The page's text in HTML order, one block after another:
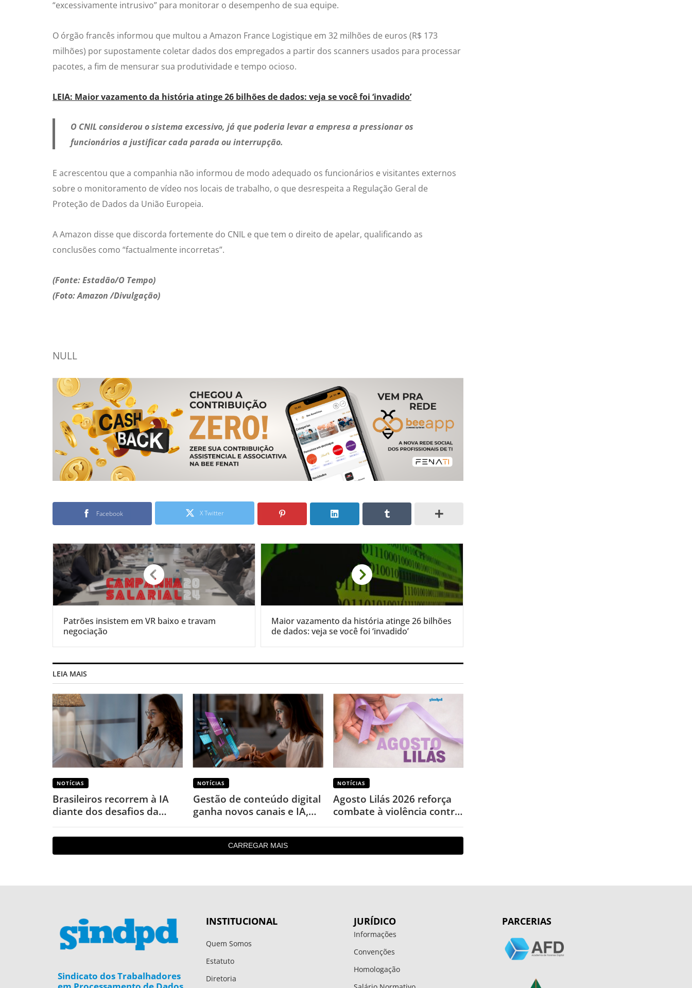
“excessivamente intrusivo” para monitorar o desempenho de sua equipe.
O órgão francês informou que multou a Amazon France Logistique em 32 milhões de euros (R$ 173
milhões) por supostamente coletar dados dos empregados a partir dos scanners usados para processar
pacotes, a fim de mensurar sua produtividade e tempo ocioso.
LEIA: Maior vazamento da história atinge 26 bilhões de dados: veja se você foi ‘invadido’
O CNIL considerou o sistema excessivo, já que poderia levar a empresa a pressionar os
funcionários a justificar cada parada ou interrupção.
E acrescentou que a companhia não informou de modo adequado os funcionários e visitantes externos
sobre o monitoramento de vídeo nos locais de trabalho, o que desrespeita a Regulação Geral de
Proteção de Dados da União Europeia.
A Amazon disse que discorda fortemente do CNIL e que tem o direito de apelar, qualificando as
conclusões como “factualmente incorretas”.
(Fonte: Estadão/O Tempo)
(Foto: Amazon /Divulgação)
NULL
Facebook X Twitter
Patrões insistem em VR baixo e travam
negociação
Maior vazamento da história atinge 26 bilhões
de dados: veja se você foi ‘invadido’
LEIA MAIS
NOTÍCIAS
Brasileiros recorrem à IA
diante dos desafios da
saúde mental, revela
pesquisa
NOTÍCIAS
Gestão de conteúdo digital
ganha novos canais e IA,
aponta levantamento
NOTÍCIAS
Agosto Lilás 2026 reforça
combate à violência contra
a mulher nos 20 anos da
Lei Maria da Penha
CARREGAR MAIS
Sindicato dos Trabalhadores
INSTITUCIONAL
Quem Somos
Estatuto
Diretoria
JURÍDICO
Informações
Convenções
Homologação
PARCERIAS